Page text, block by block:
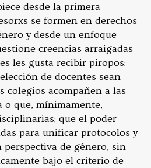
desde la primera
se formen en derechos
y desde un enfoque
creencias arraigadas
les gusta recibir piropos;
de docentes sean
colegios acompañen a las
o que, mínimamente,
que el poder
para unificar protocolos y
de género, sin
bajo el criterio de